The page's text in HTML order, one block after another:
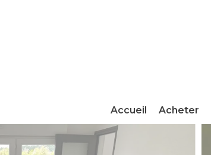
Accueil Acheter